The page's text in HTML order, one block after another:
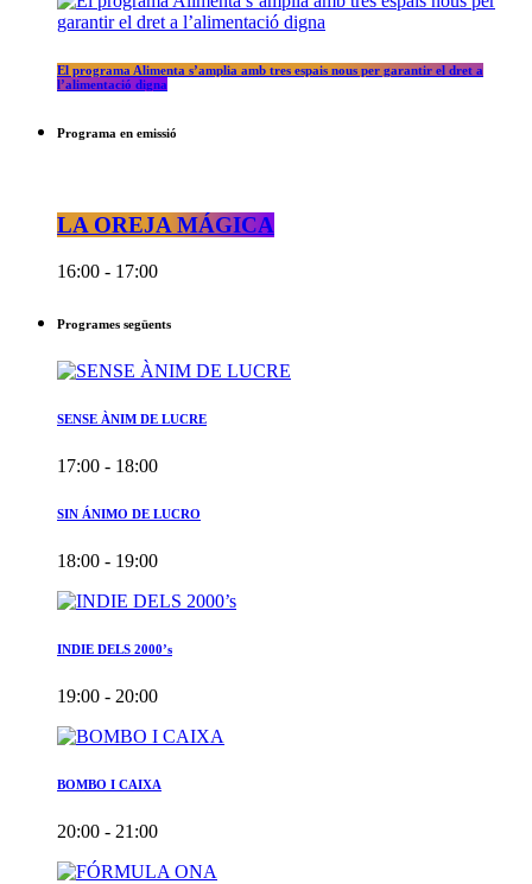
El programa Alimenta s’amplia amb tres espais nous per garantir el dret a
l’alimentació digna
Programa en emissió
LA OREJA MÁGICA
16:00 - 17:00
Programes següents
SENSE ÀNIM DE LUCRE
17:00 - 18:00
SIN ÁNIMO DE LUCRO
18:00 - 19:00
INDIE DELS 2000’s
19:00 - 20:00
BOMBO I CAIXA
20:00 - 21:00